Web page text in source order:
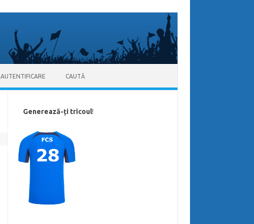
AUTENTIFICARE CAUTĂ
Generează-ți tricoul!